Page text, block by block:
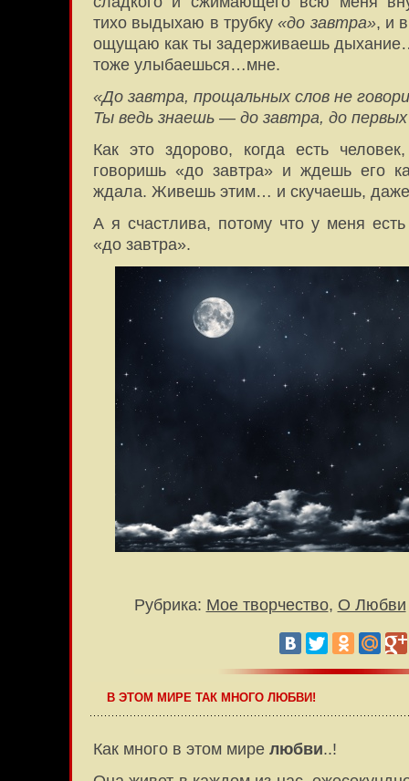
тихо выдыхаю в трубку«до завтра», и
ощущаю как ты задерживаешь
тоже улыбаешься…мне.
«До завтра, прощальных слов не
Ты ведь знаешь — до завтра, до
Как это здорово, когда есть
говоришь «до завтра» и ждешь его
ждала. Живешь этим… и скучаешь, даже
А я счастлива, потому что у меня
«до завтра».
Рубрика: Мое творчество, О Любви
В ЭТОМ МИРЕ ТАК МНОГО ЛЮБВИ!
Как много в этом мире любви..!